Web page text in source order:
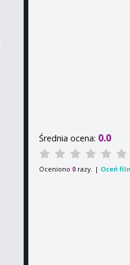
Średnia ocena: 0.0
Oceniono 0 razy. | Oceń